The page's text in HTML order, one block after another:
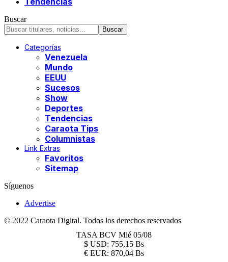
Buscar
Categorías
Venezuela
Mundo
EEUU
Sucesos
Show
Deportes
Tendencias
Caraota Tips
Columnistas
Link Extras
Favoritos
Sitemap
Síguenos
Advertise
© 2022 Caraota Digital. Todos los derechos reservados
TASA BCV Mié 05/08
$ USD: 755,15 Bs
€ EUR: 870,04 Bs